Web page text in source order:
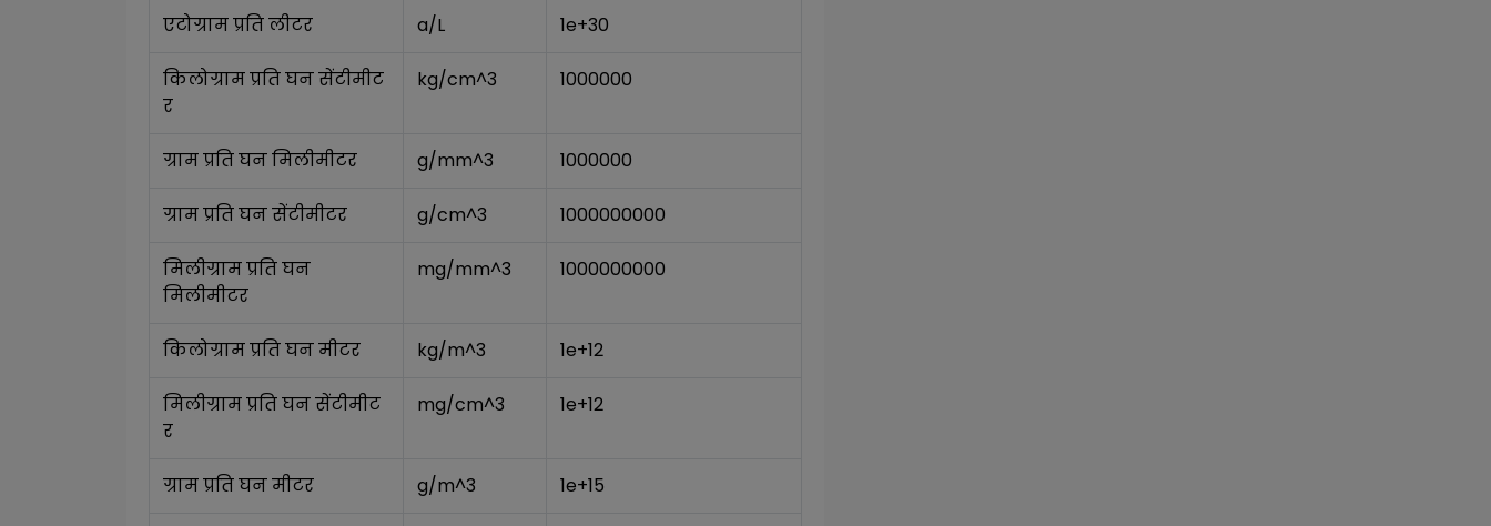
एटोग्राम प्रति लीटर a/L 1e+30
किलोग्राम प्रति घन सेंटीमीट
र
kg/cm^3 1000000
ग्राम प्रति घन मिलीमीटर g/mm^3 1000000
ग्राम प्रति घन सेंटीमीटर g/cm^3 1000000000
मिलीग्राम प्रति घन
मिलीमीटर
mg/mm^3 1000000000
किलोग्राम प्रति घन मीटर kg/m^3 1e+12
मिलीग्राम प्रति घन सेंटीमीट
र
mg/cm^3 1e+12
ग्राम प्रति घन मीटर g/m^3 1e+15